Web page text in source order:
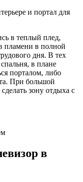
и портал для
в теплый плед,
пламени в полной
дня. В тех
в плане
порталом, либо
При большой
зону отдыха с
в